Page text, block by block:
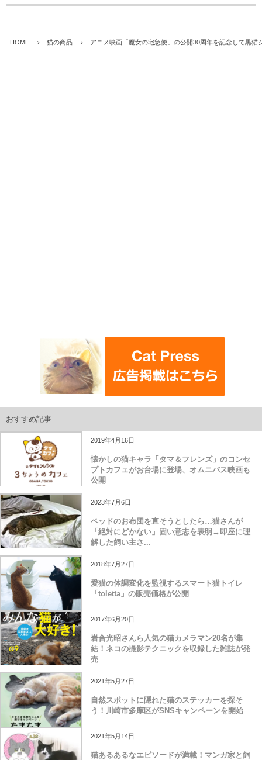
HOME 猫の商品 アニメ映画「魔女の宅急便」の公開30周年を記念して黒猫
おすすめ記事
2019年4月16日
懐かしの猫キャラ「タマ＆フレンズ」のコンセ
プトカフェがお台場に登場、オムニバス映画も
公開
2023年7月6日
ベッドのお布団を直そうとしたら…猫さんが
「絶対にどかない」固い意志を表明→即座に理
解した飼い主さ...
2018年7月27日
愛猫の体調変化を監視するスマート猫トイレ
「toletta」の販売価格が公開
2017年6月20日
岩合光昭さんら人気の猫カメラマン20名が集
結！ネコの撮影テクニックを収録した雑誌が発
売
2021年5月27日
自然スポットに隠れた猫のステッカーを探そ
う！川崎市多摩区がSNSキャンペーンを開始
2021年5月14日
猫あるあるなエピソードが満載！マンガ家と飼